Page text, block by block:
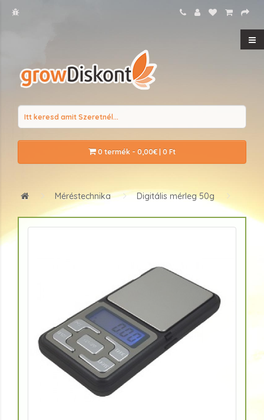
0 termék - 0,00€ | 0 Ft
Méréstechnika Digitális mérleg 50g